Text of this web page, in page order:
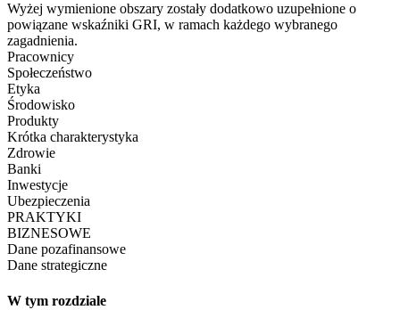
Wyżej wymienione obszary zostały dodatkowo uzupełnione o
powiązane wskaźniki GRI, w ramach każdego wybranego
zagadnienia.
Pracownicy
Społeczeństwo
Etyka
Środowisko
Produkty
Krótka charakterystyka
Zdrowie
Banki
Inwestycje
Ubezpieczenia
PRAKTYKI
BIZNESOWE
Dane pozafinansowe
Dane strategiczne
W tym rozdziale